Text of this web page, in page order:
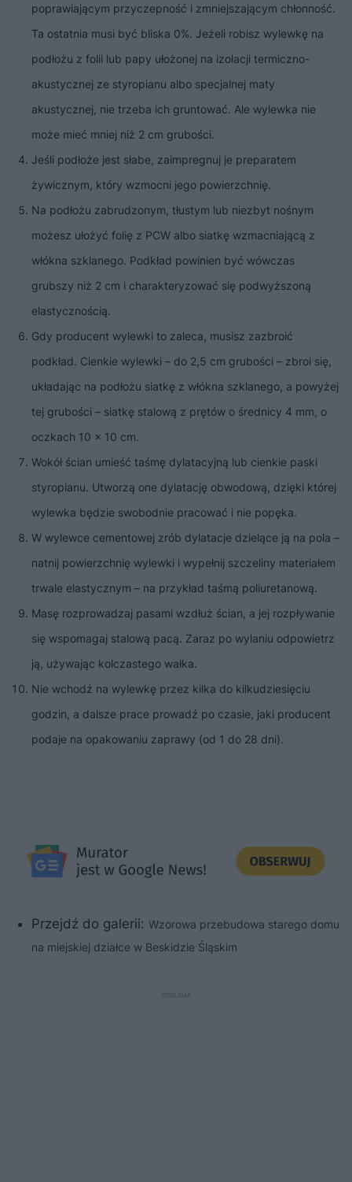
poprawiającym przyczepność i zmniejszającym chłonność.
Ta ostatnia musi być bliska 0%. Jeżeli robisz wylewkę na
podłożu z folii lub papy ułożonej na izolacji termiczno-
akustycznej ze styropianu albo specjalnej maty
akustycznej, nie trzeba ich gruntować. Ale wylewka nie
może mieć mniej niż 2 cm grubości.
Jeśli podłoże jest słabe, zaimpregnuj je preparatem
żywicznym, który wzmocni jego powierzchnię.
Na podłożu zabrudzonym, tłustym lub niezbyt nośnym
możesz ułożyć folię z PCW albo siatkę wzmacniającą z
włókna szklanego. Podkład powinien być wówczas
grubszy niż 2 cm i charakteryzować się podwyższoną
elastycznością.
Gdy producent wylewki to zaleca, musisz zazbroić
podkład. Cienkie wylewki – do 2,5 cm grubości – zbroi się,
układając na podłożu siatkę z włókna szklanego, a powyżej
tej grubości – siatkę stalową z prętów o średnicy 4 mm, o
oczkach 10 x 10 cm.
Wokół ścian umieść taśmę dylatacyjną lub cienkie paski
styropianu. Utworzą one dylatację obwodową, dzięki której
wylewka będzie swobodnie pracować i nie popęka.
W wylewce cementowej zrób dylatacje dzielące ją na pola –
natnij powierzchnię wylewki i wypełnij szczeliny materiałem
trwale elastycznym – na przykład taśmą poliuretanową.
Masę rozprowadzaj pasami wzdłuż ścian, a jej rozpływanie
się wspomagaj stalową pacą. Zaraz po wylaniu odpowietrz
ją, używając kolczastego wałka.
Nie wchodź na wylewkę przez kilka do kilkudziesięciu
godzin, a dalsze prace prowadź po czasie, jaki producent
podaje na opakowaniu zaprawy (od 1 do 28 dni).
Przejdź do galerii: Wzorowa przebudowa starego domu
na miejskiej działce w Beskidzie Śląskim